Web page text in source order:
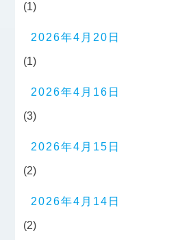
(1)
2026年4月20日
(1)
2026年4月16日
(3)
2026年4月15日
(2)
2026年4月14日
(2)